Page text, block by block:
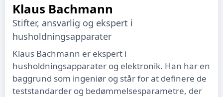
Klaus Bachmann
Stifter, ansvarlig og ekspert i
husholdningsapparater
Klaus Bachmann er ekspert i
husholdningsapparater og elektronik. Han har en
baggrund som ingeniør og står for at definere de
teststandarder og bedømmelsesparametre, der